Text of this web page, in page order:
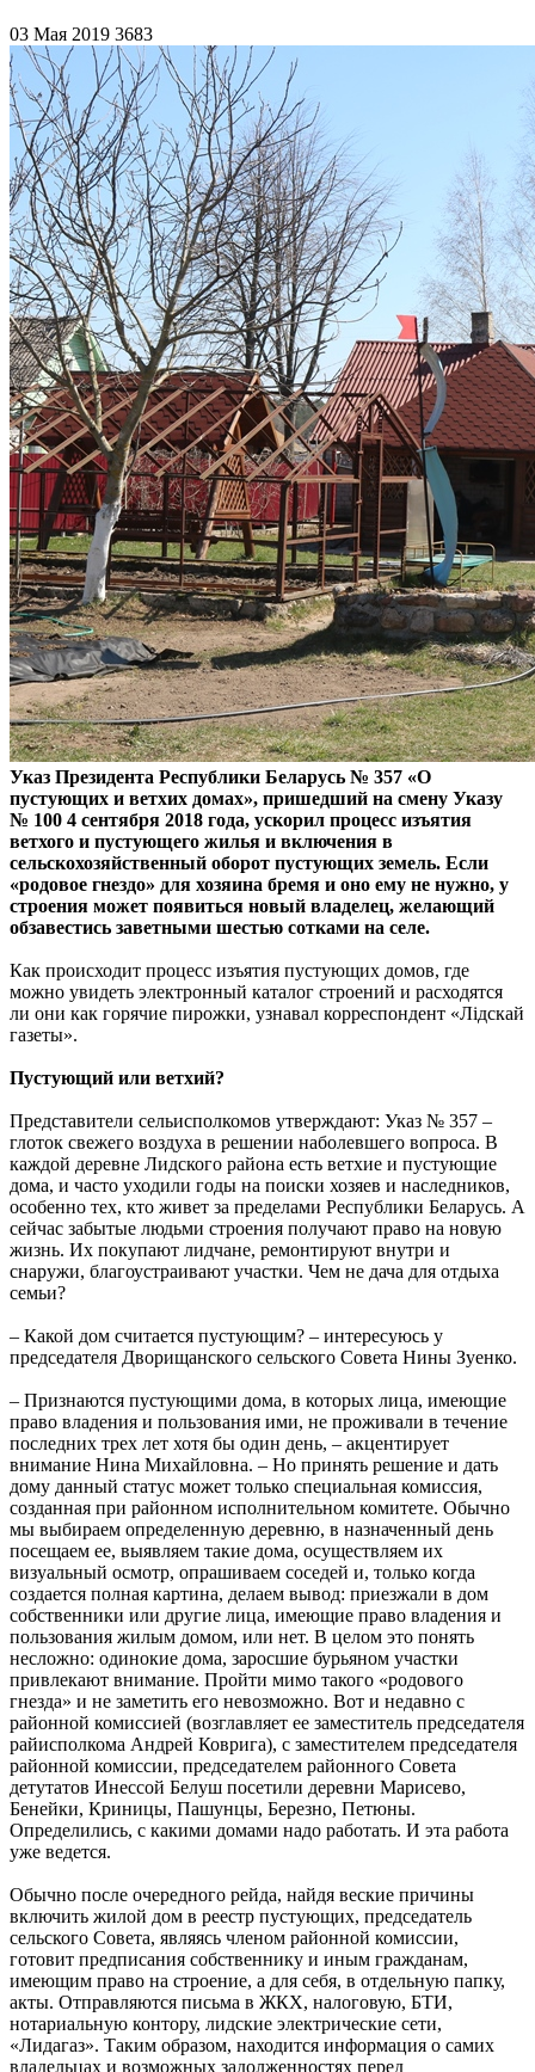
03 Мая 2019 3683
Указ Президента Республики Беларусь № 357 «О
пустующих и ветхих домах», пришедший на смену Указу
№ 100 4 сентября 2018 года, ускорил процесс изъятия
ветхого и пустующего жилья и включения в
сельскохозяйственный оборот пустующих земель. Если
«родовое гнездо» для хозяина бремя и оно ему не нужно, у
строения может появиться новый владелец, желающий
обзавестись заветными шестью сотками на селе.
Как происходит процесс изъятия пустующих домов, где
можно увидеть электронный каталог строений и расходятся
ли они как горячие пирожки, узнавал корреспондент «Лідскай
газеты».
Пустующий или ветхий?
Представители сельисполкомов утверждают: Указ № 357 –
глоток свежего воздуха в решении наболевшего вопроса. В
каждой деревне Лидского района есть ветхие и пустующие
дома, и часто уходили годы на поиски хозяев и наследников,
особенно тех, кто живет за пределами Республики Беларусь. А
сейчас забытые людьми строения получают право на новую
жизнь. Их покупают лидчане, ремонтируют внутри и
снаружи, благоустраивают участки. Чем не дача для отдыха
семьи?
– Какой дом считается пустующим? – интересуюсь у
председателя Дворищанского сельского Совета Нины Зуенко.
– Признаются пустующими дома, в которых лица, имеющие
право владения и пользования ими, не проживали в течение
последних трех лет хотя бы один день, – акцентирует
внимание Нина Михайловна. – Но принять решение и дать
дому данный статус может только специальная комиссия,
созданная при районном исполнительном комитете. Обычно
мы выбираем определенную деревню, в назначенный день
посещаем ее, выявляем такие дома, осуществляем их
визуальный осмотр, опрашиваем соседей и, только когда
создается полная картина, делаем вывод: приезжали в дом
собственники или другие лица, имеющие право владения и
пользования жилым домом, или нет. В целом это понять
несложно: одинокие дома, заросшие бурьяном участки
привлекают внимание. Пройти мимо такого «родового
гнезда» и не заметить его невозможно. Вот и недавно с
районной комиссией (возглавляет ее заместитель председателя
райисполкома Андрей Коврига), с заместителем председателя
районной комиссии, председателем районного Совета
детутатов Инессой Белуш посетили деревни Марисево,
Бенейки, Криницы, Пашунцы, Березно, Петюны.
Определились, с какими домами надо работать. И эта работа
уже ведется.
Обычно после очередного рейда, найдя веские причины
включить жилой дом в реестр пустующих, председатель
сельского Совета, являясь членом районной комиссии,
готовит предписания собственнику и иным гражданам,
имеющим право на строение, а для себя, в отдельную папку,
акты. Отправляются письма в ЖКХ, налоговую, БТИ,
нотариальную контору, лидские электрические сети,
«Лидагаз». Таким образом, находится информация о самих
владельцах и возможных задолженностях перед